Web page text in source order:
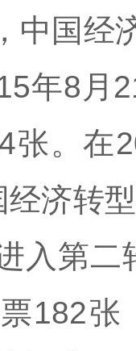
中国经
年8月
张。在
经济转
入第
182